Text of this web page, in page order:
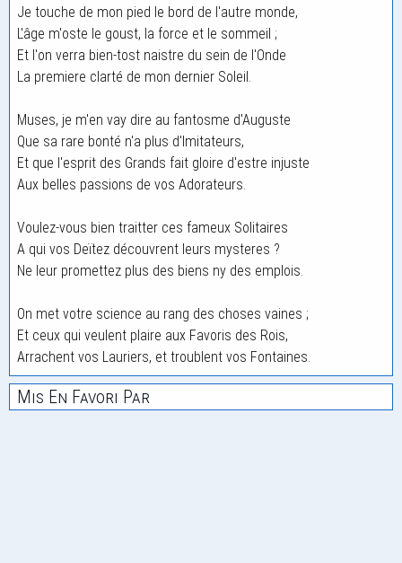
Je touche de mon pied le bord de l'autre monde,
L'âge m'oste le goust, la force et le sommeil ;
Et l'on verra bien-tost naistre du sein de l'Onde
La premiere clarté de mon dernier Soleil.
Muses, je m'en vay dire au fantosme d'Auguste
Que sa rare bonté n'a plus d'Imitateurs,
Et que l'esprit des Grands fait gloire d'estre injuste
Aux belles passions de vos Adorateurs.
Voulez-vous bien traitter ces fameux Solitaires
A qui vos Deïtez découvrent leurs mysteres ?
Ne leur promettez plus des biens ny des emplois.
On met votre science au rang des choses vaines ;
Et ceux qui veulent plaire aux Favoris des Rois,
Arrachent vos Lauriers, et troublent vos Fontaines.
Mis En Favori Par